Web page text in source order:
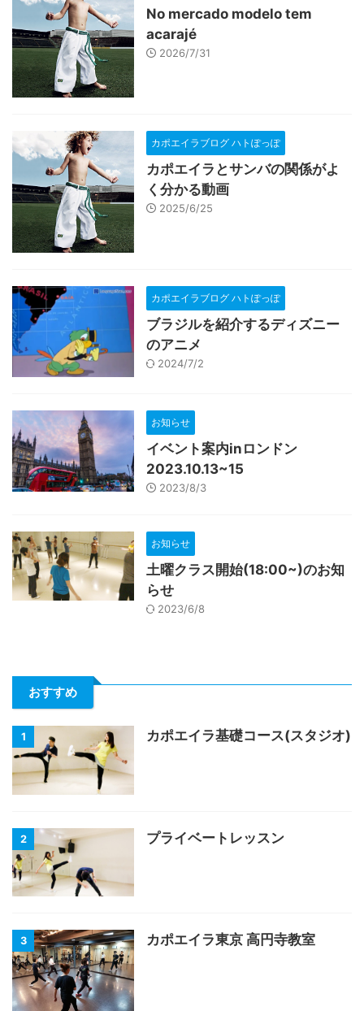
No mercado modelo tem
acarajé
2026/7/31
カポエイラブログ ハトぽっぽ
カポエイラとサンバの関係がよ
く分かる動画
2025/6/25
カポエイラブログ ハトぽっぽ
ブラジルを紹介するディズニー
のアニメ
2024/7/2
お知らせ
イベント案内inロンドン
2023.10.13~15
2023/8/3
お知らせ
土曜クラス開始(18:00~)のお知
らせ
2023/6/8
おすすめ
1 カポエイラ基礎コース(スタジオ)
2 プライベートレッスン
3 カポエイラ東京 高円寺教室